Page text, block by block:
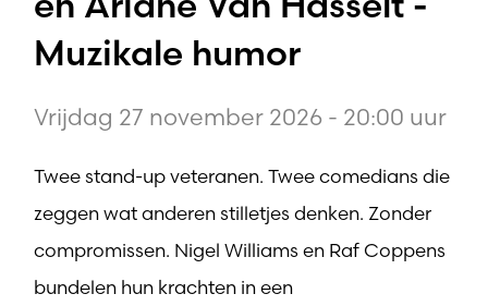
Muzikale humor
Vrijdag 27 november 2026 - 20:00 uur
Twee stand-up veteranen. Twee comedians die
zeggen wat anderen stilletjes denken. Zonder
compromissen. Nigel Williams en Raf Coppens
bundelen hun krachten in een